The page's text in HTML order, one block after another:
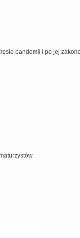
pandemii i po jej